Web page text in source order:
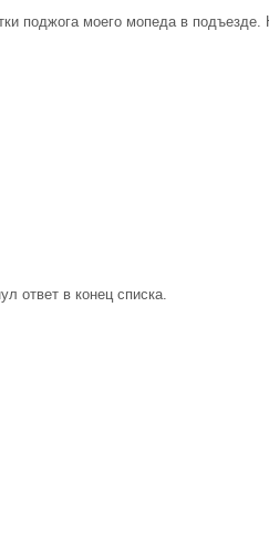
поджога моего мопеда в подъезде.
ответ в конец списка.